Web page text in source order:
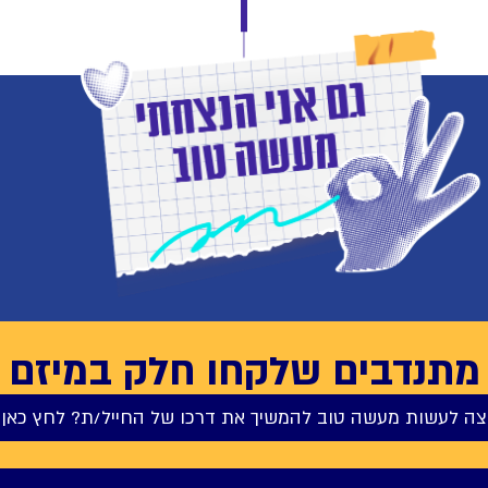
מתנדבים שלקחו חלק במיזם
לעשות מעשה טוב להמשיך את דרכו של החייל/ת? לחץ